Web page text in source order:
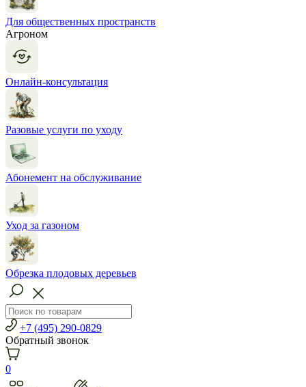
Для общественных пространств
Агроном
Онлайн-консультация
Разовые услуги по уходу
Абонемент на обслуживание
Уход за газоном
Обрезка плодовых деревьев
+7 (495) 290-0829
Обратный звонок
0